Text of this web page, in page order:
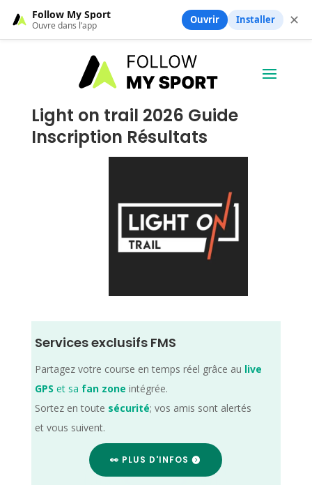
Light on trail 2026 Guide
Inscription Résultats
Services exclusifs FMS
Partagez votre course en temps réel grâce au live
GPS et sa fan zone intégrée.
Sortez en toute sécurité; vos amis sont alertés
et vous suivent.
👀 PLUS D'INFOS
Follow My Sport
Ouvre dans l’app Ouvrir Installer ✕